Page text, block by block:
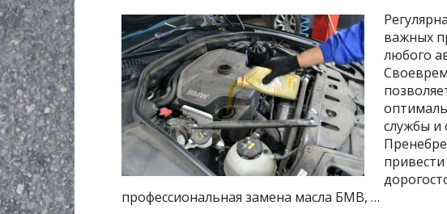
важных
любого
службы и
профессиональная замена масла БМВ, …